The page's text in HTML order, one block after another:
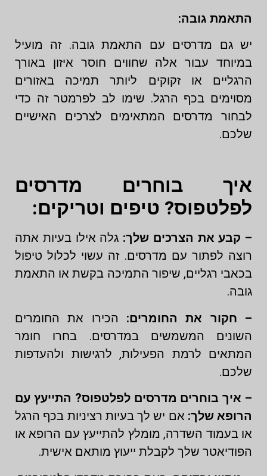
התאמת גובה:
יש גם מדרסים עם התאמת גובה. זה מועיל
במיוחד עבור אלה שחווים חוסר איזון באורך
הרגליים או זקוקים ליותר תמיכה באזורים
מסוימים בכף הרגל. שימו לב לפרמטר זה כדי
לבחור מדרסים המתאימים לצרכים האישיים
שלכם.
איך בוחרים מדרסים
לפלטפוס? טיפים וטריקים:
– קבע את הצרכים שלך: גלה אילו בעיות אתה
רוצה לפתור עם מדרסים. זה עשוי לכלול טיפול
בכאבי רגליים, שיפור התמיכה בקשת או התאמת
גובה.
– חקור את החומרים: הכירו את החומרים
השונים המשמשים במדרסים. בחרו חומר
המתאים לרמת הפעילות, לרגישות ולהעדפות
שלכם.
– איך בוחרים מדרסים לפלטפוס? התייעץ עם
הרופא שלך: אם יש לך בעיות רציניות בכף הרגל
או בעמוד השדרה, מומלץ להתייעץ עם הרופא או
הפודיאטר שלך לקבלת ייעוץ מותאם אישית.